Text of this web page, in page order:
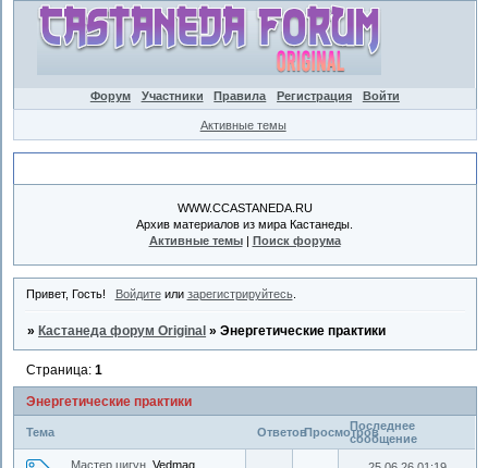
Форум Участники Правила Регистрация Войти
Активные темы
WWW.CCASTANEDA.RU
Архив материалов из мира Кастанеды.
Активные темы| Поиск форума
Привет, Гость! Войдитеили зарегистрируйтесь.
» Кастанеда форум Original »Энергетические практики
Энергетические практики
Страница:1
Тема ОтветовПросмотровПоследнее
сообщение
Мастер цигун Vedmag